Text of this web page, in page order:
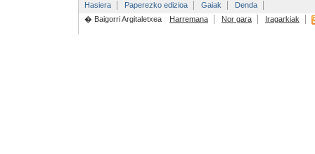
Hasiera Paperezko edizioa Gaiak
Denda
� Baigorri Argitaletxea
Harremana Nor gara Iragarkiak